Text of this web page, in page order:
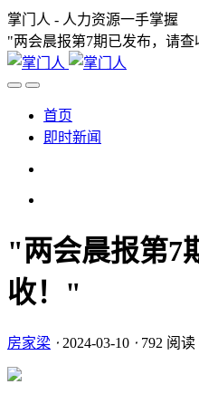
掌门人 - 人力资源一手掌握
"两会晨报第7期已发布，请查
首页
即时新闻
"两会晨报第7
收！"
房家梁 ⋅ 2024-03-10 ⋅ 792 阅读